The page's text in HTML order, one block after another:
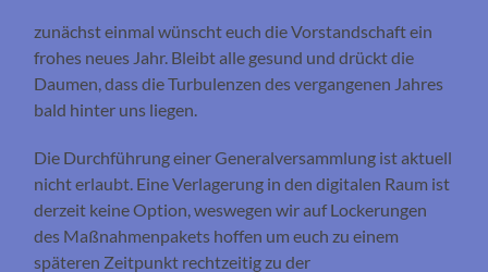
zunächst einmal wünscht euch die Vorstandschaft ein
frohes neues Jahr. Bleibt alle gesund und drückt die
Daumen, dass die Turbulenzen des vergangenen Jahres
bald hinter uns liegen.
Die Durchführung einer Generalversammlung ist aktuell
nicht erlaubt. Eine Verlagerung in den digitalen Raum ist
derzeit keine Option, weswegen wir auf Lockerungen
des Maßnahmenpakets hoffen um euch zu einem
späteren Zeitpunkt rechtzeitig zu der